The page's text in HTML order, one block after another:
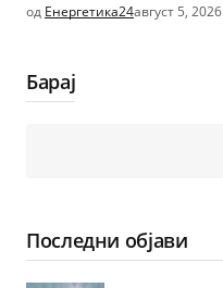
од Енергетика24август 5, 2026
Барај
Последни објави